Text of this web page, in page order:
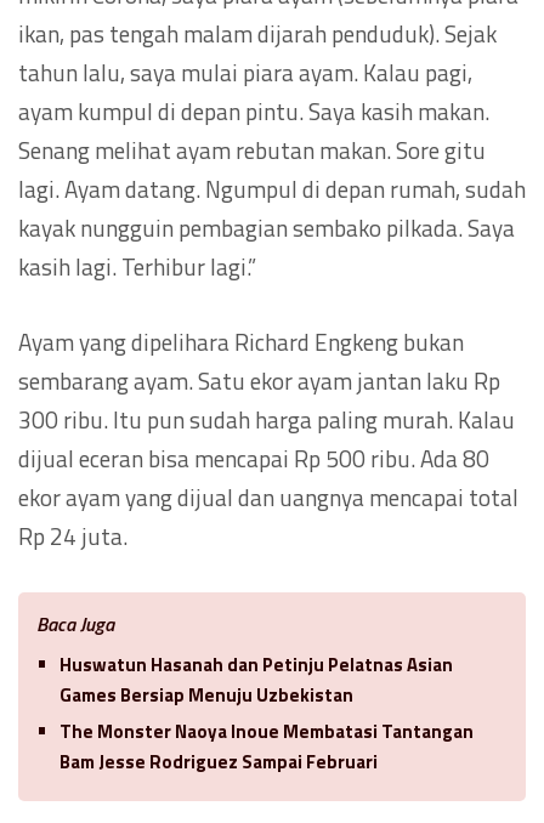
ikan, pas tengah malam dijarah penduduk). Sejak
tahun lalu, saya mulai piara ayam. Kalau pagi,
ayam kumpul di depan pintu. Saya kasih makan.
Senang melihat ayam rebutan makan. Sore gitu
lagi. Ayam datang. Ngumpul di depan rumah, sudah
kayak nungguin pembagian sembako pilkada. Saya
kasih lagi. Terhibur lagi.”
Ayam yang dipelihara Richard Engkeng bukan
sembarang ayam. Satu ekor ayam jantan laku Rp
300 ribu. Itu pun sudah harga paling murah. Kalau
dijual eceran bisa mencapai Rp 500 ribu. Ada 80
ekor ayam yang dijual dan uangnya mencapai total
Rp 24 juta.
Baca Juga
Huswatun Hasanah dan Petinju Pelatnas Asian
Games Bersiap Menuju Uzbekistan
The Monster Naoya Inoue Membatasi Tantangan
Bam Jesse Rodriguez Sampai Februari